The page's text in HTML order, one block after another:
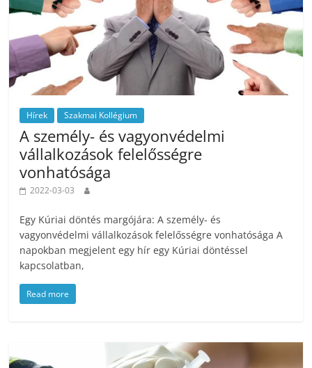
Hírek Szakmai Kollégium
A személy- és vagyonvédelmi
vállalkozások felelősségre
vonhatósága
2022-03-03
Egy Kúriai döntés margójára: A személy- és
vagyonvédelmi vállalkozások felelősségre vonhatósága A
napokban megjelent egy hír egy Kúriai döntéssel
kapcsolatban,
Read more